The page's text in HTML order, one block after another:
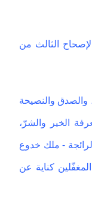
المقدّس (العهد القديم): 6 / الإصحاح الثالث من
والصدق والنصيحة
الخير والشرّ،
- ملك خدوع
كناية عن